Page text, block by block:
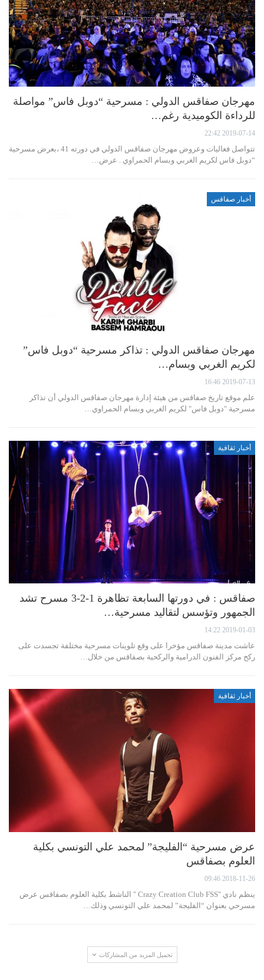
مهرجان صفاقس الدولي : مسرحية “دوبل فاس” مواصلة
للرداءة الكوميدية رغم…
2019-07-14 22:42
تتواصل فعاليات وعروض مهرجان صفاقس الدولي في دورته 41 ،بعرض مسرحية
“دوبل فاس لكريم الغربي وبسام الحمراوي . عرض…
أخبار صفاقس
مهرجان صفاقس الدولي : تذاكر مسرحية “دوبل فاس”
لكريم الغربي وبسام…
2019-07-13 16:46
علم موقع تاريخ صفاقس من هيئة إدارة مهرجان صفاقس الدولي أن تذاكر
مسرحية "دوبل فاس" لكريم الغربي وبسام الحمراوي…
أخبار ثقافية
صفاقس : في دورتها السابعة تظاهرة 1-2-3 مسرح تشد
الجمهور وتؤسس لتقاليد مسرحية…
2019-01-03 14:22
عاشت مدينة صفاقس مؤخرا على وقع تلوينات مسرحية مختلفة تجسدت على
ركح مركز الفنون الدرامية والركحية بصفاقس من خلال…
أخبار ثقافية
عرض مسرحية “الفليجة” لمحمد علي التونسي بكلية
العلوم بصفاقس
2018-11-26 09:46
ينظم نادي "Crazy Creation Club FSS " الناشط بكلية العلوم بصفاقس عرض
مسرحي بعنوان “الفليجة” لمحمد علي التونسي وذلك…
تحميل المزيد من المشاركات